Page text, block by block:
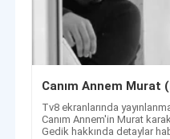
Canım Annem Murat
Tv8 ekranlarında
Canım Annem'in Murat
Gedik hakkında detaylar